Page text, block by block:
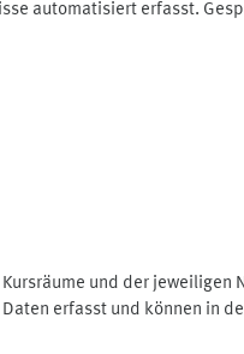
automatisiert erfasst.
und der
erfasst und können in